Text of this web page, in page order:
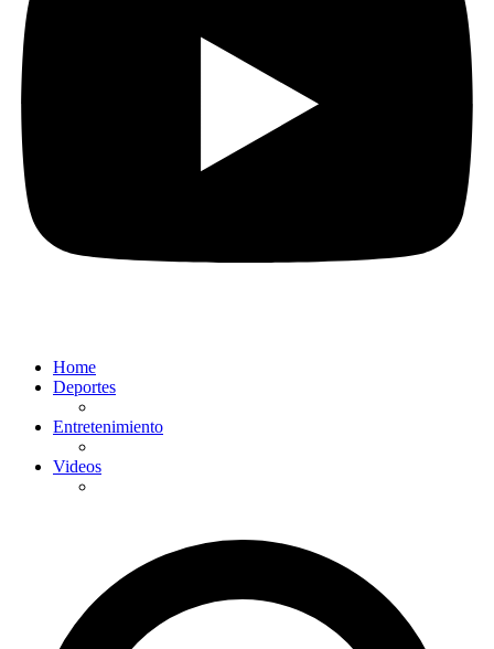
Home
Deportes
Entretenimiento
Videos